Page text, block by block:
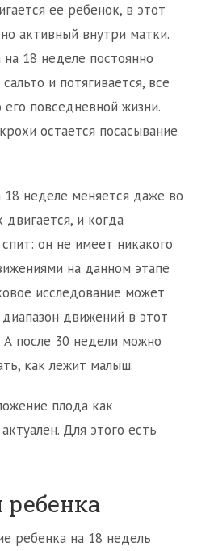
ее ребенок, в этот
активный внутри матки.
18 неделе постоянно
и потягивается, все
его повседневной жизни.
остается посасывание
неделе меняется даже во
двигается, и когда
он не имеет никакого
на данном этапе
исследование может
движений в этот
после 30 недели можно
как лежит малыш.
плода как
Для этого есть
ребенка на 18 недель